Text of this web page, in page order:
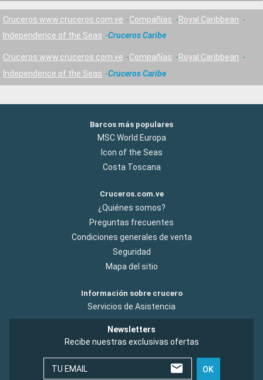
Cruceros www.cruceros.com.ve Compañías
Royal Caribbean
Independence of the Seas
Cruceros Caribe
Cruceros www.cruceros.com.ve Compañías
Royal Caribbean
Independence of the Seas
Cruceros Caribe
Barcos más populares
MSC World Europa
Icon of the Seas
Costa Toscana
Cruceros.com.ve
¿Quiénes somos?
Preguntas frecuentes
Condiciones generales de venta
Seguridad
Mapa del sitio
Información sobre crucero
Servicios de Asistencia
Newsletters
Recibe nuestras exclusivas ofertas
TU EMAIL OK